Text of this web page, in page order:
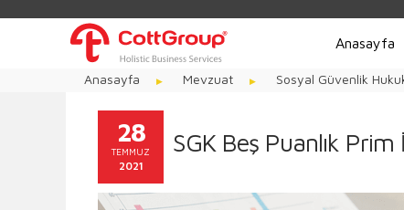
Anasayfa
Anasayfa Mevzuat Sosyal Güvenlik
28
TEMMUZ
2021
SGK Beş Puanlık